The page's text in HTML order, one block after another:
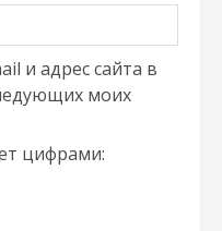
и адрес сайта в
моих
цифрами: